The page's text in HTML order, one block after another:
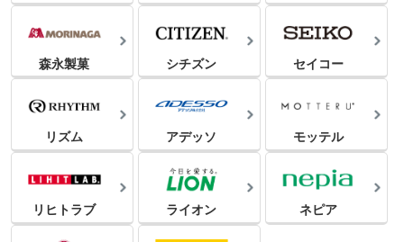
森永製菓 シチズン セイコー
リズム アデッソ モッテル
リヒトラブ ライオン ネピア